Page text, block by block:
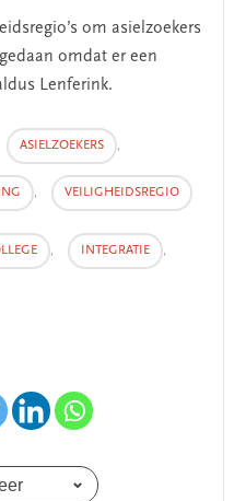
om asielzoekers
omdat er een
Lenferink.
ASIELZOEKERS ,
, VEILIGHEIDSREGIO
, INTEGRATIE ,